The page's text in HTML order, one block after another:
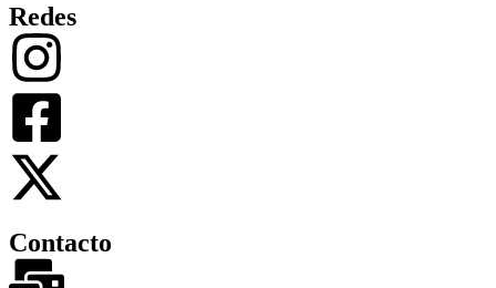
Redes
Contacto